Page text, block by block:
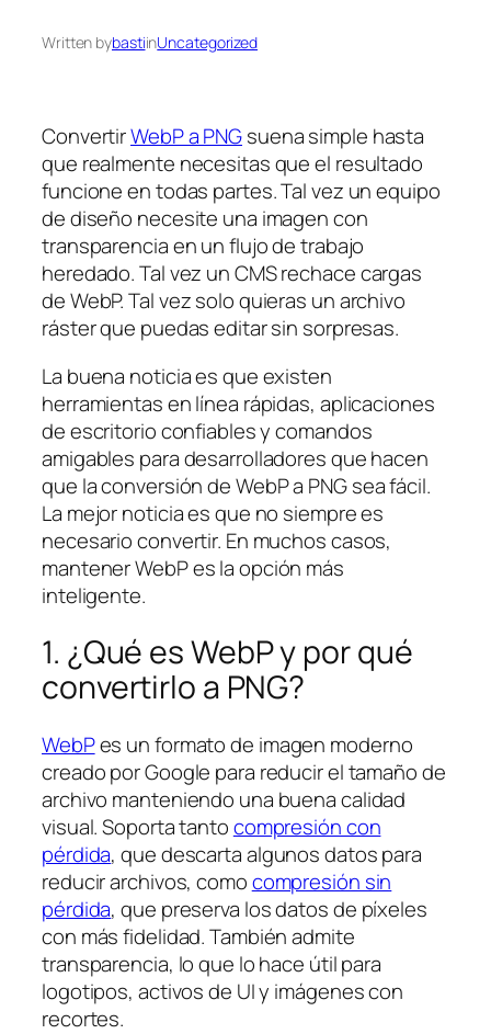
Written bybastiinUncategorized
ConvertirWebP a PNGsuena simple hasta
que realmente necesitas que el resultado
funcione en todas partes. Tal vez un equipo
de diseño necesite una imagen con
transparencia en un flujo de trabajo
heredado. Tal vez un CMS rechace cargas
de WebP. Tal vez solo quieras un archivo
ráster que puedas editar sin sorpresas.
La buena noticia es que existen
herramientas en línea rápidas, aplicaciones
de escritorio confiables y comandos
amigables para desarrolladores que hacen
que la conversión de WebP a PNG sea fácil.
La mejor noticia es que no siempre es
necesario convertir. En muchos casos,
mantener WebP es la opción más
inteligente.
1. ¿Qué es WebP y por qué
convertirlo a PNG?
WebPes un formato de imagen moderno
creado por Google para reducir el tamaño de
archivo manteniendo una buena calidad
visual. Soporta tantocompresión con
pérdida, que descarta algunos datos para
reducir archivos, comocompresión sin
pérdida, que preserva los datos de píxeles
con más fidelidad. También admite
transparencia, lo que lo hace útil para
logotipos, activos de UI y imágenes con
recortes.